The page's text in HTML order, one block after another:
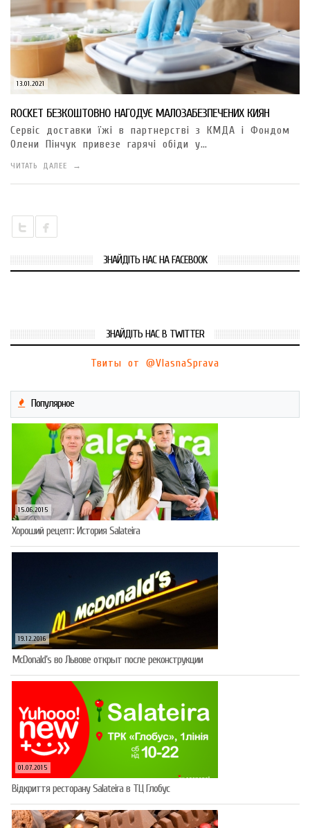
13.01.2021
ROCKET БЕЗКОШТОВНО НАГОДУЄ МАЛОЗАБЕЗПЕЧЕНИХ КИЯН
Сервіс доставки їжі в партнерстві з КМДА і Фондом
Олени Пінчук привезе гарячі обіди у…
ЧИТАТЬ ДАЛЕЕ →
ЗНАЙДІТЬ НАС НА FACEBOOK
ЗНАЙДІТЬ НАС В TWITTER
Твиты от @VlasnaSprava
Популярное
15.06.2015
Хороший рецепт: История Salateira
19.12.2016
McDonald’s во Львове открыт после реконструкции
01.07.2015
Відкриття ресторану Salateirа в ТЦ Глобус